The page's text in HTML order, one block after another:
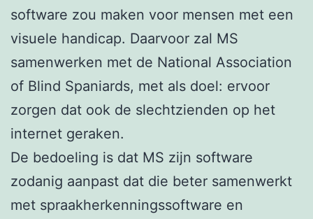
software zou maken voor mensen met een
visuele handicap. Daarvoor zal MS
samenwerken met de National Association
of Blind Spaniards, met als doel: ervoor
zorgen dat ook de slechtzienden op het
internet geraken.
De bedoeling is dat MS zijn software
zodanig aanpast dat die beter samenwerkt
met spraakherkenningssoftware en